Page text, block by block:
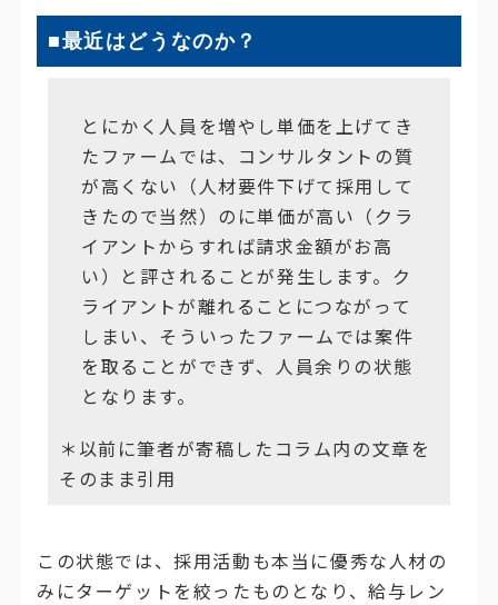
■最近はどうなのか？
とにかく人員を増やし単価を上げてき
たファームでは、コンサルタントの質
が高くない（人材要件下げて採用して
きたので当然）のに単価が高い（クラ
イアントからすれば請求金額がお高
い）と評されることが発生します。ク
ライアントが離れることにつながって
しまい、そういったファームでは案件
を取ることができず、人員余りの状態
となります。
＊以前に筆者が寄稿したコラム内の文章を
そのまま引用
この状態では、採用活動も本当に優秀な人材の
みにターゲットを絞ったものとなり、給与レン